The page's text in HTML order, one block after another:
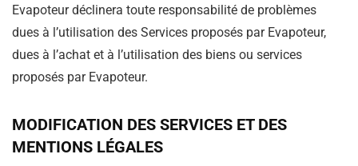
Evapoteur déclinera toute responsabilité de problèmes
dues à l’utilisation des Services proposés par Evapoteur,
dues à l’achat et à l’utilisation des biens ou services
proposés par Evapoteur.
MODIFICATION DES SERVICES ET DES
MENTIONS LÉGALES